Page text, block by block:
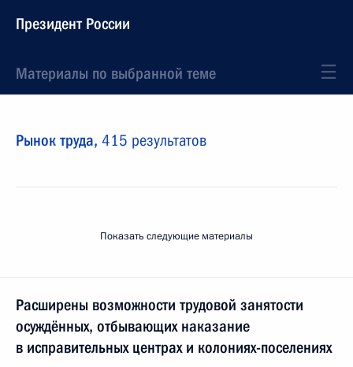
Президент России
Материалы по выбранной теме
Рынок труда, 415 результатов
Показать следующие материалы
Расширены возможности трудовой занятости
осуждённых, отбывающих наказание
в исправительных центрах и колониях-поселениях